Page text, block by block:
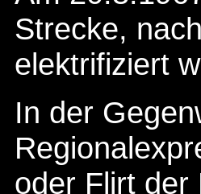
Strecke,
elektrifiziert
In der
oder Flirt der